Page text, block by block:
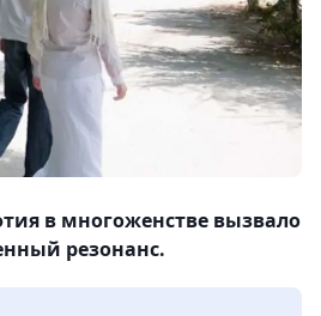
в многоженстве вызвало
резонанс.